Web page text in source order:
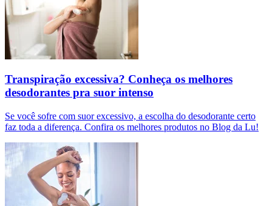
Transpiração excessiva? Conheça os melhores
desodorantes pra suor intenso
Se você sofre com suor excessivo, a escolha do desodorante certo
faz toda a diferença. Confira os melhores produtos no Blog da Lu!